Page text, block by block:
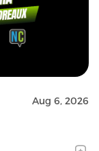
Aug 6, 2026